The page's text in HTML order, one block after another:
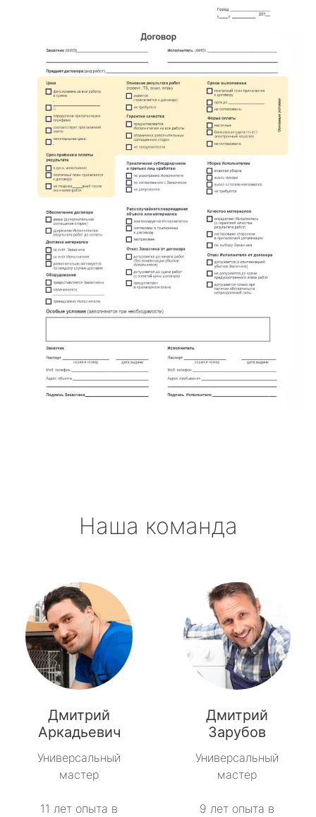
Наша команда
Дмитрий
Аркадьевич
Универсальный
мастер
11 лет опыта в
Дмитрий
Зарубов
Универсальный
мастер
9 лет опыта в